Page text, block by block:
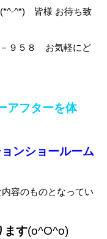
(*^-^*) 皆様 お待ち致
９５８ お気軽にど
アフターを体
ンショールーム
容のものとなってい
ます(o^O^o)